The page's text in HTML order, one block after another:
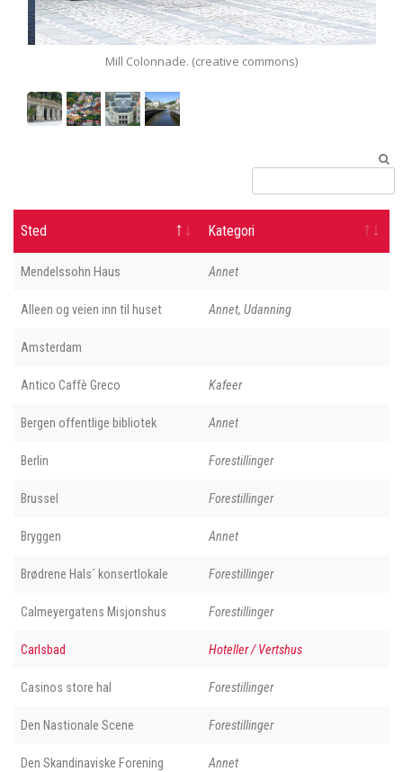
Mill Colonnade. (creative commons)
Sted Kategori
Mendelssohn Haus Annet
Alleen og veien inn til huset Annet, Udanning
Amsterdam
Antico Caffè Greco Kafeer
Bergen offentlige bibliotek Annet
Berlin Forestillinger
Brussel Forestillinger
Bryggen Annet
Brødrene Hals´ konsertlokale Forestillinger
Calmeyergatens Misjonshus Forestillinger
Carlsbad Hoteller / Vertshus
Casinos store hal Forestillinger
Den Nastionale Scene Forestillinger
Den Skandinaviske Forening Annet